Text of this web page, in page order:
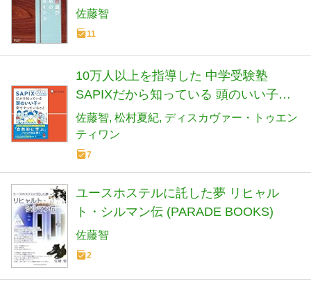
佐藤智
11
10万人以上を指導した 中学受験塾
SAPIXだから知っている 頭のいい子が
家でやっていること
佐藤智 松村夏紀 ディスカヴァー・トゥエン
ティワン
7
ユースホステルに託した夢 リヒャル
ト・シルマン伝 (PARADE BOOKS)
佐藤智
2